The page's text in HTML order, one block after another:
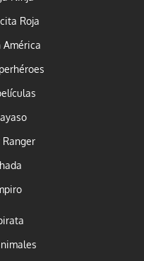
Roja
América